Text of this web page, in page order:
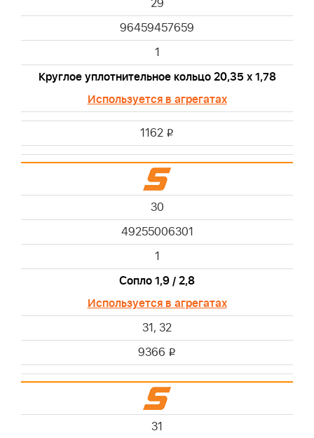
29
96459457659
1
Круглое уплотнительное кольцо 20,35 х 1,78
Используется в агрегатах
1162 i
30
49255006301
1
Сопло 1,9 / 2,8
Используется в агрегатах
31, 32
9366 i
31